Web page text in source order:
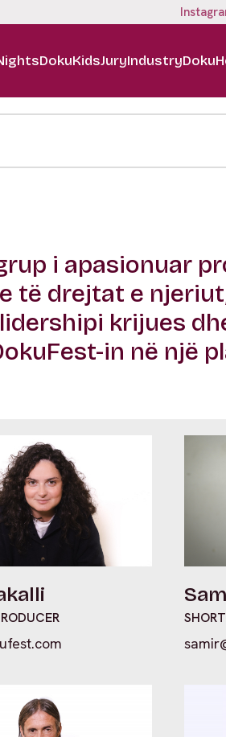
DokuKidsJuryIndustry
i apasionuar
të drejtat e
krijues
in në një